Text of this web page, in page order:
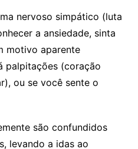
nervoso simpático (luta
a ansiedade, sinta
motivo aparente
palpitações (coração
ou se você sente o
são confundidos
levando a idas ao